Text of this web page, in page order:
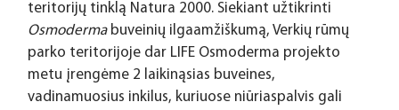
teritorijų tinklą Natura 2000. Siekiant užtikrinti
Osmoderma buveinių ilgaamžiškumą, Verkių rūmų
parko teritorijoje dar LIFE Osmoderma projekto
metu įrengėme 2 laikinąsias buveines,
vadinamuosius inkilus, kuriuose niūriaspalvis gali